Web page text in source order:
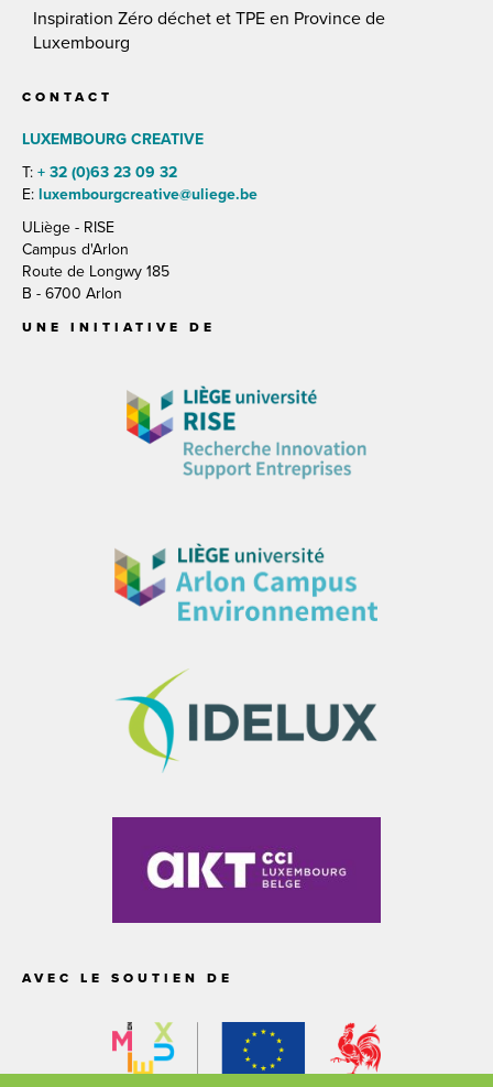
Inspiration Zéro déchet et TPE en Province de
Luxembourg
CONTACT
LUXEMBOURG CREATIVE
T: + 32 (0)63 23 09 32
E: luxembourgcreative@uliege.be
ULiège - RISE
Campus d'Arlon
Route de Longwy 185
B - 6700 Arlon
UNE INITIATIVE DE
AVEC LE SOUTIEN DE